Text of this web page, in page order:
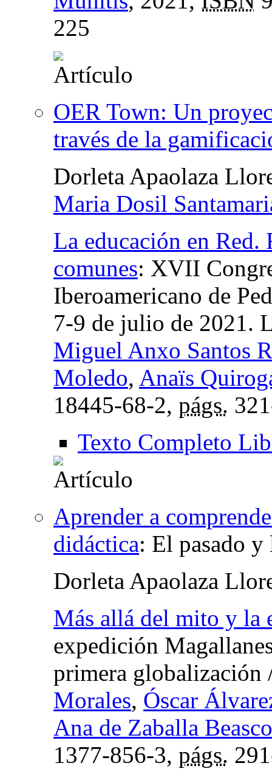
225
OER Town: Un
través de la
Dorleta Apaolaza
Maria Dosil
La educación en Red.
comunes: XVII
Iberoamericano de
7-9 de julio de 2021.
Miguel Anxo Santos
Moledo, Anaïs
18445-68-2, págs.
Texto Completo
Aprender a
didáctica: El pasado y
Dorleta Apaolaza
Más allá del mito y la
expedición
primera globalización
Morales, Óscar
Ana de Zaballa
1377-856-3, págs.